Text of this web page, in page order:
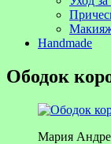
Handmade
Ободок
Мария